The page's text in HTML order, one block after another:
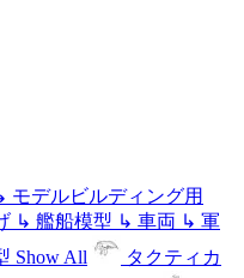
モデルビルディング用
↳ 艦船模型 ↳ 車両 ↳ 軍
Show All
タクティカ